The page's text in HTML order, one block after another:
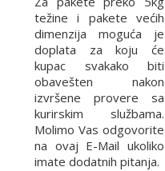
težine i pakete većih
dimenzija moguća je
doplata za koju će
kupac svakako biti
obavešten nakon
izvršene provere sa
kurirskim službama.
Molimo Vas odgovorite
na ovaj E-Mail ukoliko
imate dodatnih pitanja.